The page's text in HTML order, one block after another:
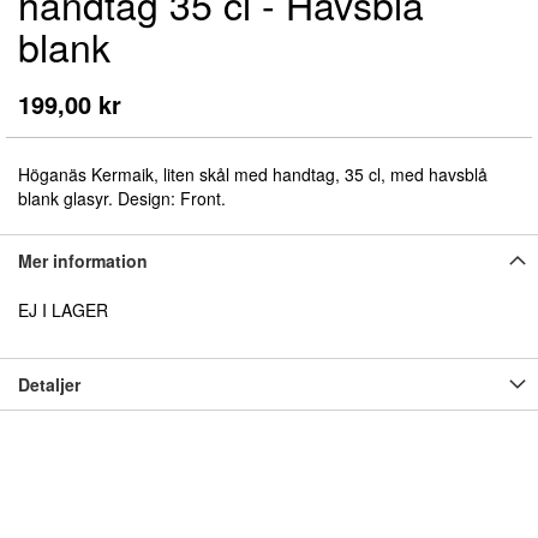
blank
199,00 kr
Höganäs Kermaik, liten skål med handtag, 35 cl, med havsblå
blank glasyr. Design: Front.
av
bildgalleriet
Mer information
EJ I LAGER
Detaljer